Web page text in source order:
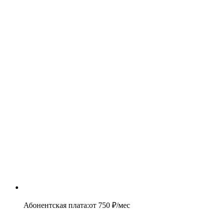
Абонентская плата:от 750 ₽/мес